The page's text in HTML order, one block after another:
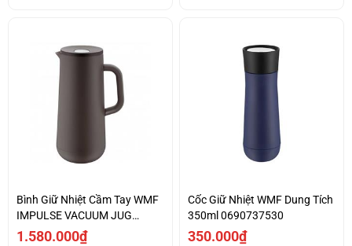
Bình Giữ Nhiệt Cầm Tay WMF
IMPULSE VACUUM JUG
BLACK
1.580.000₫
Cốc Giữ Nhiệt WMF Dung Tích
350ml 0690737530
350.000₫